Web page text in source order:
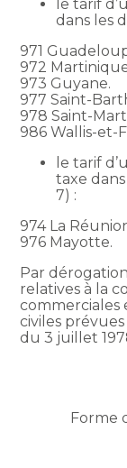
le tarif
dans les
971
972
973 Guyane.
977 Saint-
978 Saint-
986 Wallis-et-
le tarif
taxe
7) :
974 La
976 Mayotte.
Par
relatives à la
commerciales
civiles
du 3 juillet
Forme